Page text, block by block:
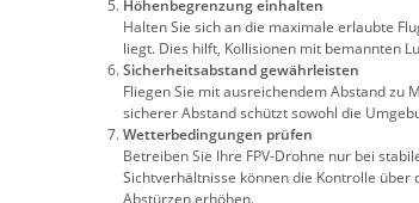
Höhenbegrenzung einhalten
Halten Sie sich an die maximale erlaubte
liegt. Dies hilft, Kollisionen mit bemannten
Sicherheitsabstand gewährleisten
Fliegen Sie mit ausreichendem Abstand zu
sicherer Abstand schützt sowohl die
Wetterbedingungen prüfen
Betreiben Sie Ihre FPV-Drohne nur bei
Sichtverhältnisse können die Kontrolle